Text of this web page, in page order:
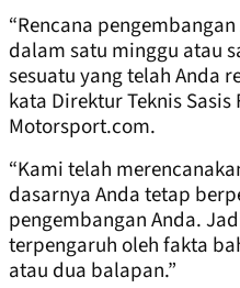
“Rencana
dalam satu minggu atau
sesuatu yang telah Anda
kata Direktur Teknis
Motorsport.com.
“Kami telah
dasarnya Anda tetap
pengembangan Anda.
terpengaruh oleh fakta
atau dua balapan.”